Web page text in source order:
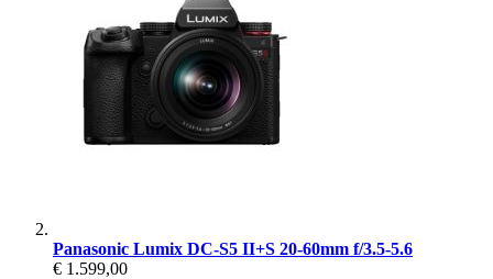
Panasonic Lumix DC-S5 II+S 20-60mm f/3.5-5.6
€ 1.599,00